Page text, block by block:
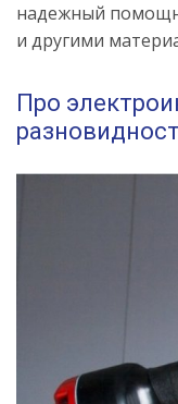
надежный
и другими
Про